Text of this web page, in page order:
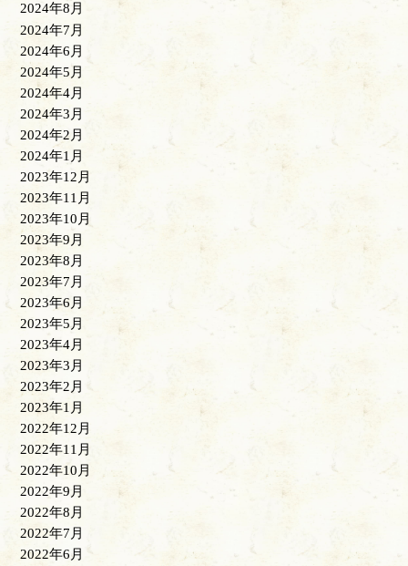
2024年8月
2024年7月
2024年6月
2024年5月
2024年4月
2024年3月
2024年2月
2024年1月
2023年12月
2023年11月
2023年10月
2023年9月
2023年8月
2023年7月
2023年6月
2023年5月
2023年4月
2023年3月
2023年2月
2023年1月
2022年12月
2022年11月
2022年10月
2022年9月
2022年8月
2022年7月
2022年6月